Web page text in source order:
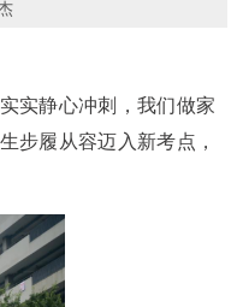
实静心冲刺，我们做家
步履从容迈入新考点，